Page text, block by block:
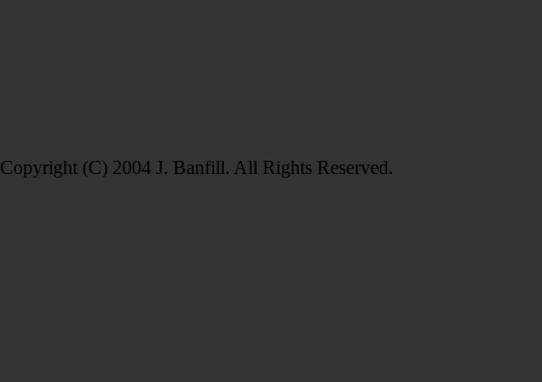
Copyright (C) 2004 J. Banfill. All Rights Reserved.